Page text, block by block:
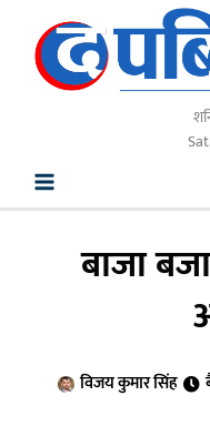
content
बाजा
विजय कुमार सिंह